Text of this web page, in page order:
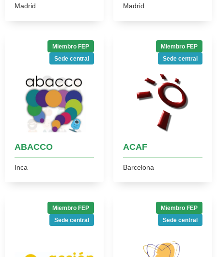
Madrid Madrid
Miembro FEP
Sede central
ABACCO
Inca
Miembro FEP
Sede central
ACAF
Barcelona
Miembro FEP
Sede central
Miembro FEP
Sede central